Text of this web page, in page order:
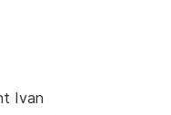
Ivan